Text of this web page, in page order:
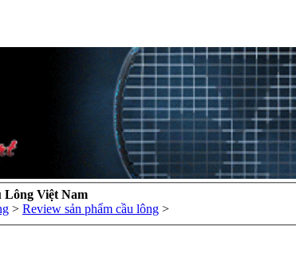
Việt Nam
> Review sản phẩm cầu lông >